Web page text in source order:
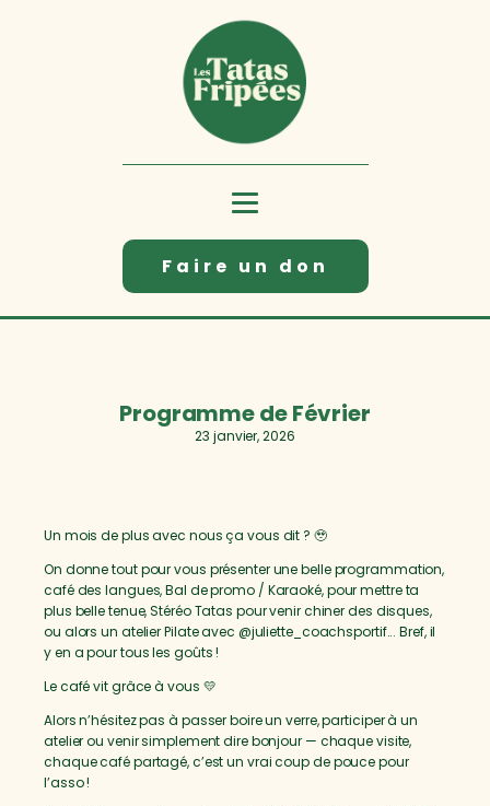
Faire un don
Programme de Février
23 janvier, 2026
Un mois de plus avec nous ça vous dit ? 🥹
On donne tout pour vous présenter une belle programmation,
café des langues, Bal de promo / Karaoké, pour mettre ta
plus belle tenue, Stéréo Tatas pour venir chiner des disques,
ou alors un atelier Pilate avec @juliette_coachsportif... Bref, il
y en a pour tous les goûts !
Le café vit grâce à vous 💛
Alors n’hésitez pas à passer boire un verre, participer à un
atelier ou venir simplement dire bonjour — chaque visite,
chaque café partagé, c’est un vrai coup de pouce pour
l’asso !